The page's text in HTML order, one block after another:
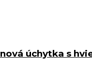
úchytka s